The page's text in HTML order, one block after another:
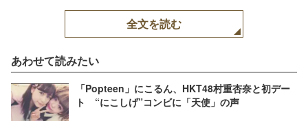
全文を読む
あわせて読みたい
「Popteen」にこるん、HKT48村重杏奈と初デー
ト “にこしげ”コンビに「天使」の声